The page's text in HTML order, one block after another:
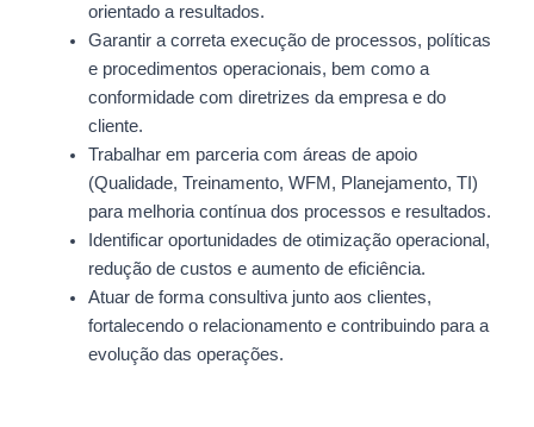
orientado a resultados.
Garantir a correta execução de processos, políticas
e procedimentos operacionais, bem como a
conformidade com diretrizes da empresa e do
cliente.
Trabalhar em parceria com áreas de apoio
(Qualidade, Treinamento, WFM, Planejamento, TI)
para melhoria contínua dos processos e resultados.
Identificar oportunidades de otimização operacional,
redução de custos e aumento de eficiência.
Atuar de forma consultiva junto aos clientes,
fortalecendo o relacionamento e contribuindo para a
evolução das operações.